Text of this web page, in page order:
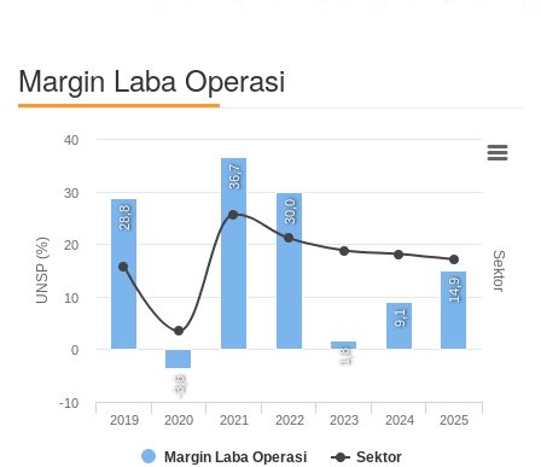
Margin Laba Operasi
UNSP (%) Sektor
28,8
-3,6
36,7
30,0
1,8
9,1
14,9
Margin Laba Operasi Sektor
2019 2020 2021 2022 2023 2024 2025
-10
0
10
20
30
40